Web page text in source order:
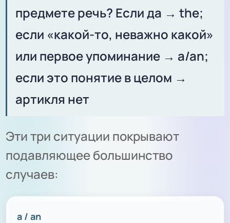
предмете речь? Если да → the;
если «какой-то, неважно какой»
или первое упоминание → a/an;
если это понятие в целом →
артикля нет
Эти три ситуации покрывают
подавляющее большинство
случаев:
a / an